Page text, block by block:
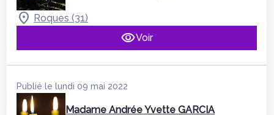
Roques (31)
Voir
Publié le lundi 09 mai 2022
Madame Andrée Yvette GARCIA